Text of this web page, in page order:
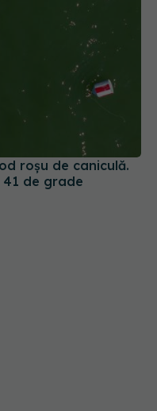
roșu de caniculă.
de grade